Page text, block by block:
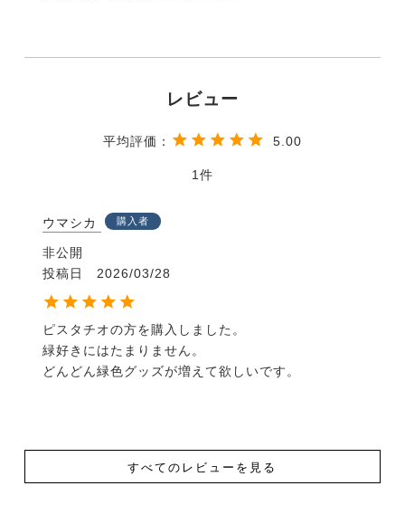
5.00
1
ウマシカ 購入者
非公開
投稿日
2026/03/28
ピスタチオの方を購入しました。
緑好きにはたまりません。
どんどん緑色グッズが増えて欲しいです。
すべてのレビューを見る